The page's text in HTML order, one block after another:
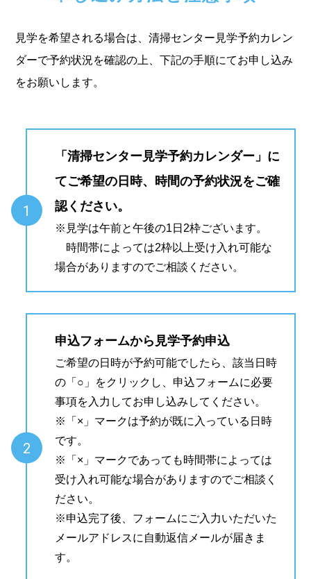
見学を希望される場合は、清掃センター見学予約カレン
ダーで予約状況を確認の上、下記の手順にてお申し込み
をお願いします。
1
「清掃センター見学予約カレンダー 」に
てご希望の日時、時間の予約状況をご確
認ください。
※見学は午前と午後の1日2枠ございます。
時間帯によっては2枠以上受け入れ可能な
場合がありますのでご相談ください。
2
申込フォームから見学予約申込
ご希望の日時が予約可能でしたら、該当日時
の「 ○ 」をクリックし、申込フォームに必要
事項を入力してお申し込みしてください。
※「 × 」マークは予約が既に入っている日時
です。
※「 × 」マークであっても時間帯によっては
受け入れ可能な場合がありますのでご相談く
ださい。
※申込完了後、フォームにご入力いただいた
メールアドレスに自動返信メールが届きま
す。